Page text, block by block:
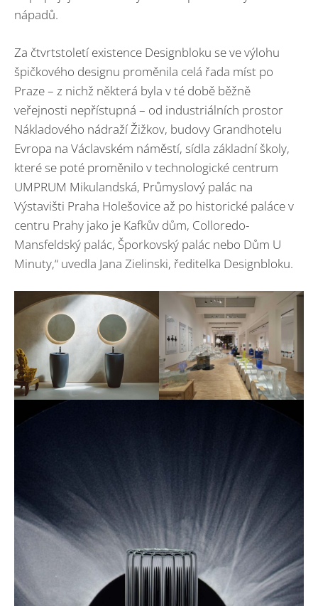
nápadů.
Za čtvrtstoletí existence Designbloku se ve výlohu
špičkového designu proměnila celá řada míst po
Praze – z nichž některá byla v té době běžně
veřejnosti nepřístupná – od industriálních prostor
Nákladového nádraží Žižkov, budovy Grandhotelu
Evropa na Václavském náměstí, sídla základní školy,
které se poté proměnilo v technologické centrum
UMPRUM Mikulandská, Průmyslový palác na
Výstavišti Praha Holešovice až po historické paláce v
centru Prahy jako je Kafkův dům, Colloredo-
Mansfeldský palác, Šporkovský palác nebo Dům U
Minuty,“ uvedla Jana Zielinski, ředitelka Designbloku.